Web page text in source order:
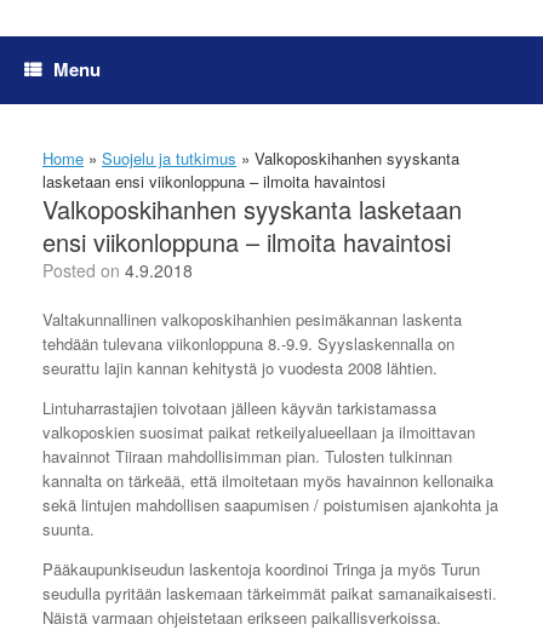
Menu
Home » Suojelu ja tutkimus » Valkoposkihanhen syyskanta
lasketaan ensi viikonloppuna – ilmoita havaintosi
Valkoposkihanhen syyskanta lasketaan
ensi viikonloppuna – ilmoita havaintosi
Posted on 4.9.2018
Valtakunnallinen valkoposkihanhien pesimäkannan laskenta
tehdään tulevana viikonloppuna 8.-9.9. Syyslaskennalla on
seurattu lajin kannan kehitystä jo vuodesta 2008 lähtien.
Lintuharrastajien toivotaan jälleen käyvän tarkistamassa
valkoposkien suosimat paikat retkeilyalueellaan ja ilmoittavan
havainnot Tiiraan mahdollisimman pian. Tulosten tulkinnan
kannalta on tärkeää, että ilmoitetaan myös havainnon kellonaika
sekä lintujen mahdollisen saapumisen / poistumisen ajankohta ja
suunta.
Pääkaupunkiseudun laskentoja koordinoi Tringa ja myös Turun
seudulla pyritään laskemaan tärkeimmät paikat samanaikaisesti.
Näistä varmaan ohjeistetaan erikseen paikallisverkoissa.